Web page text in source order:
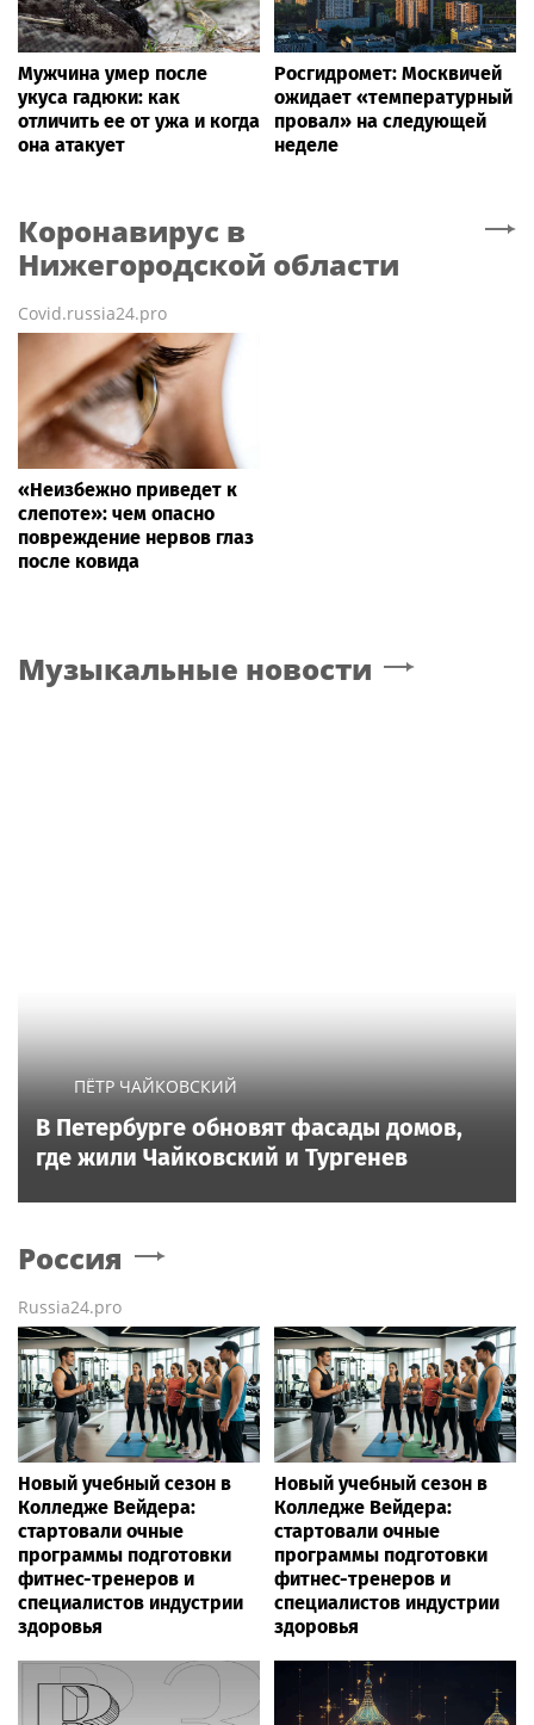
Мужчина умер после
укуса гадюки: как
отличить ее от ужа и когда
она атакует
Росгидромет: Москвичей
ожидает «температурный
провал» на следующей
неделе
Коронавирус в
Нижегородской области
Covid.russia24.pro
«Неизбежно приведет к
слепоте»: чем опасно
повреждение нервов глаз
после ковида
Музыкальные новости
ПЁТР ЧАЙКОВСКИЙ
В Петербурге обновят фасады домов,
где жили Чайковский и Тургенев
Россия
Russia24.pro
Новый учебный сезон в
Колледже Вейдера:
стартовали очные
программы подготовки
фитнес-тренеров и
специалистов индустрии
здоровья
Новый учебный сезон в
Колледже Вейдера:
стартовали очные
программы подготовки
фитнес-тренеров и
специалистов индустрии
здоровья